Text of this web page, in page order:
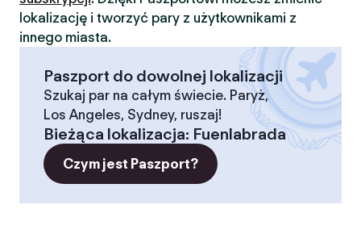
lokalizację i tworzyć pary z użytkownikami z
innego miasta.
Paszport do dowolnej lokalizacji
Szukaj par na całym świecie. Paryż,
Los Angeles, Sydney, ruszaj!
Bieżąca lokalizacja: Fuenlabrada
Czym jest Paszport?